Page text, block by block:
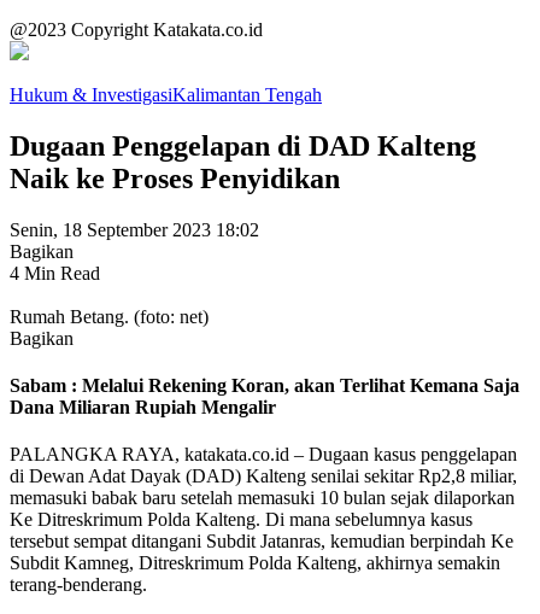
@2023 Copyright Katakata.co.id
Hukum & InvestigasiKalimantan Tengah
Dugaan Penggelapan di DAD Kalteng
Naik ke Proses Penyidikan
Senin, 18 September 2023 18:02
Bagikan
4 Min Read
Rumah Betang. (foto: net)
Bagikan
Sabam : Melalui Rekening Koran, akan Terlihat Kemana Saja
Dana Miliaran Rupiah Mengalir
PALANGKA RAYA, katakata.co.id – Dugaan kasus penggelapan
di Dewan Adat Dayak (DAD) Kalteng senilai sekitar Rp2,8 miliar,
memasuki babak baru setelah memasuki 10 bulan sejak dilaporkan
Ke Ditreskrimum Polda Kalteng. Di mana sebelumnya kasus
tersebut sempat ditangani Subdit Jatanras, kemudian berpindah Ke
Subdit Kamneg, Ditreskrimum Polda Kalteng, akhirnya semakin
terang-benderang.